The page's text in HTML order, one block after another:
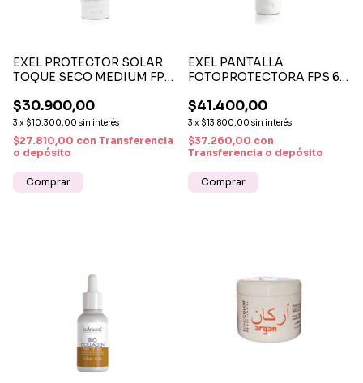
EXEL PROTECTOR SOLAR
TOQUE SECO MEDIUM FPS
AVANZADA Y EFECTO
MATIFICANTE
$30.900,00
3 x $10.300,00 sin interés
$27.810,00 con Transferencia
o depósito
EXEL PANTALLA
FOTOPROTECTORA FPS 60
SOLAR AVANZADA Y
CUIDADO ANTIAGE
$41.400,00
3 x $13.800,00 sin interés
$37.260,00 con
Transferencia o depósito